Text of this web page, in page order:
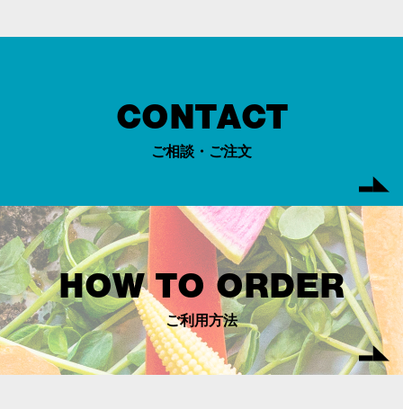
CONTACT
ご相談・ご注文
HOW TO ORDER
ご利用方法